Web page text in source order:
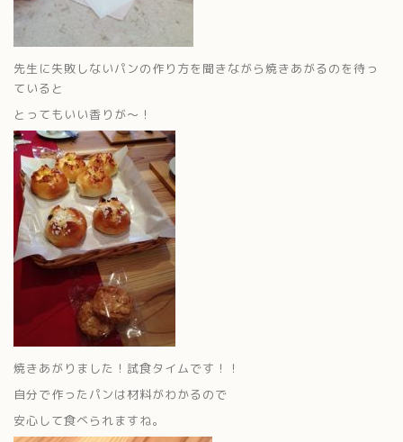
先生に失敗しないパンの作り方を聞きながら焼きあがるのを待っ
ていると
とってもいい香りが～！
焼きあがりました！試食タイムです！！
自分で作ったパンは材料がわかるので
安心して食べられますね。